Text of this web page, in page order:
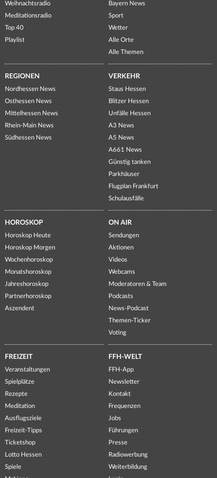
Weihnachtsradio
Meditationsradio
Top 40
Playlist
Bayern News
Sport
Wetter
Alle Orte
Alle Themen
REGIONEN
Nordhessen News
Osthessen News
Mittelhessen News
Rhein-Main News
Südhessen News
VERKEHR
Staus Hessen
Blitzer Hessen
Unfälle Hessen
A3 News
A5 News
A661 News
Günstig tanken
Parkhäuser
Flugplan Frankfurt
Schulausfälle
HOROSKOP
Horoskop Heute
Horoskop Morgen
Wochenhoroskop
Monatshoroskop
Jahreshoroskop
Partnerhoroskop
Aszendent
ON AIR
Sendungen
Aktionen
Videos
Webcams
Moderatoren & Team
Podcasts
News-Podcast
Themen-Ticker
Voting
FREIZEIT
Veranstaltungen
Spielplätze
Rezepte
Meditation
Ausflugsziele
Freizeit-Tipps
Ticketshop
Lotto Hessen
Spiele
FFH-WELT
FFH-App
Newsletter
Kontakt
Frequenzen
Jobs
Führungen
Presse
Radiowerbung
Weiterbildung